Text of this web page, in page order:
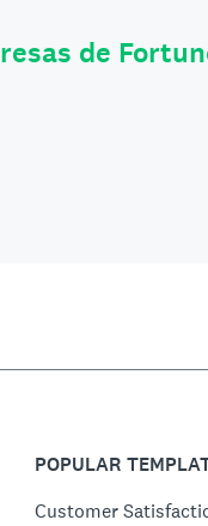
de
POPULAR
Customer